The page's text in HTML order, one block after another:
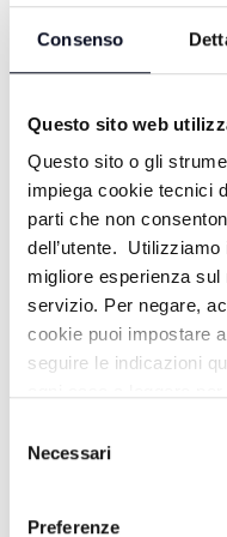
Consenso
Questo sito web
Questo sito o gli
impiega cookie tecnici
parti che non
dell’utente.
migliore esperienza
servizio. Per negare,
cookie puoi impostare
seguire le indicazioni
delNecessari
Preferenze
ALTRE NOTIZIE